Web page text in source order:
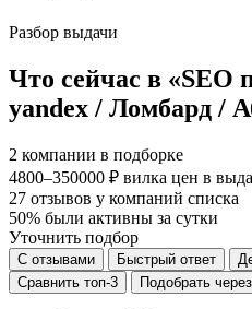
Разбор выдачи
Что сейчас в «SEO
yandex / Ломбард /
2 компании в подборке
4800–350000 ₽ вилка цен в
27 отзывов у компаний списка
50% были активны за сутки
Уточнить подбор
С отзывами Быстрый ответ
Сравнить топ-3
Подобрать